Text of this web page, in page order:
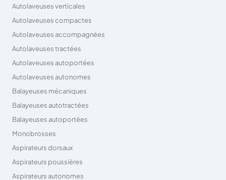
Autolaveuses verticales
Autolaveuses compactes
Autolaveuses accompagnées
Autolaveuses tractées
Autolaveuses autoportées
Autolaveuses autonomes
Balayeuses mécaniques
Balayeuses autotractées
Balayeuses autoportées
Monobrosses
Aspirateurs dorsaux
Aspirateurs poussières
Aspirateurs autonomes